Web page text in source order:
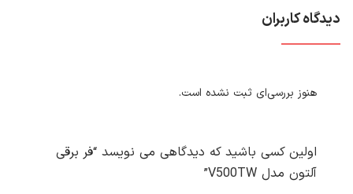
دیدگاه کاربران
هنوز بررسی‌ای ثبت نشده است.
اولین کسی باشید که دیدگاهی می نویسد “فر برقی
آلتون مدل V500TW”